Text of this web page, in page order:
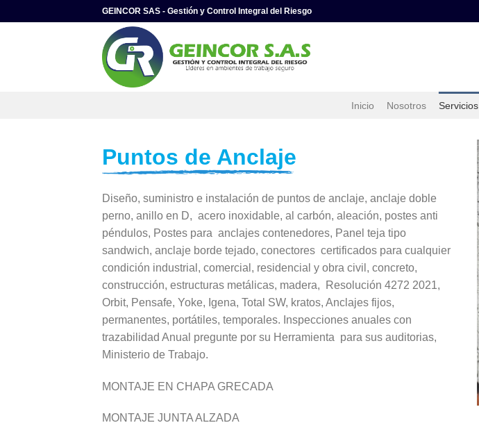
to
GEINCOR SAS - Gestión y Control Integral del Riesgo
Inicio Nosotros Servicios
Puntos de Anclaje
Diseño, suministro e instalación de puntos de anclaje, anclaje doble
perno, anillo en D, acero inoxidable, al carbón, aleación, postes anti
péndulos, Postes para anclajes contenedores, Panel teja tipo
sandwich, anclaje borde tejado, conectores certificados para cualquier
condición industrial, comercial, residencial y obra civil, concreto,
construcción, estructuras metálicas, madera, Resolución 4272 2021,
Orbit, Pensafe, Yoke, Igena, Total SW, kratos, Anclajes fijos,
permanentes, portátiles, temporales. Inspecciones anuales con
trazabilidad Anual pregunte por su Herramienta para sus auditorias,
Ministerio de Trabajo.
MONTAJE EN CHAPA GRECADA
MONTAJE JUNTA ALZADA